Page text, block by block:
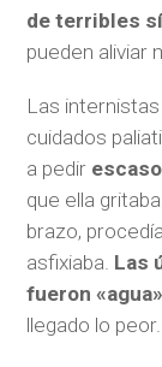
de terribles
pueden aliviar
Las
cuidados
a pedir
que ella
brazo,
asfixiaba. Las
fueron
llegado lo peor.